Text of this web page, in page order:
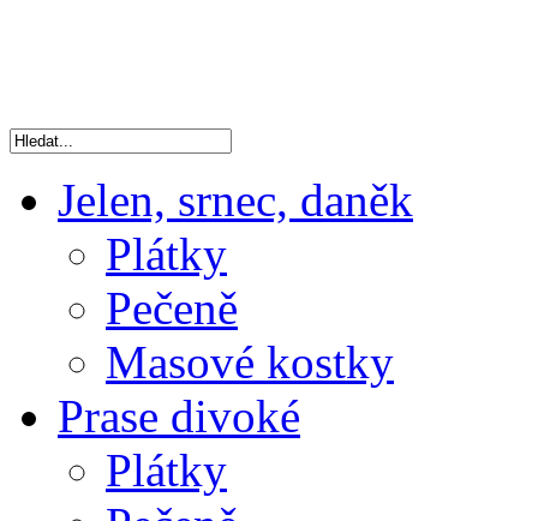
Jelen, srnec, daněk
Plátky
Pečeně
Masové kostky
Prase divoké
Plátky